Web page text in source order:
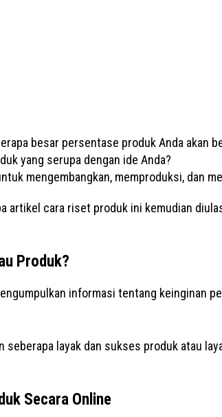
besar persentase produk Anda akan
yang serupa dengan ide Anda?
mengembangkan, memproduksi, dan
artikel cara riset produk ini kemudian
Produk?
informasi tentang keinginan
seberapa layak dan sukses produk atau
Secara Online